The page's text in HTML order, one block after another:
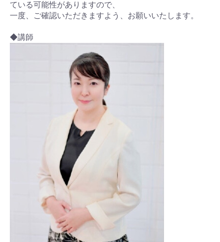
ている可能性がありますので、
一度、ご確認いただきますよう、お願いいたします。
◆講師